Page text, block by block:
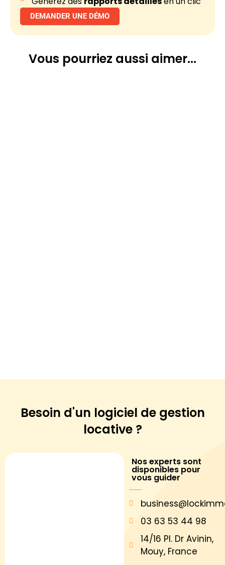
DEMANDER UNE DÉMO
Vous pourriez aussi aimer...
Besoin d'un logiciel de gestion
locative ?
Nos experts sont
disponibles pour
vous guider
03 63 53 44 98
14/16 Pl. Dr Avinin,
Mouy, France